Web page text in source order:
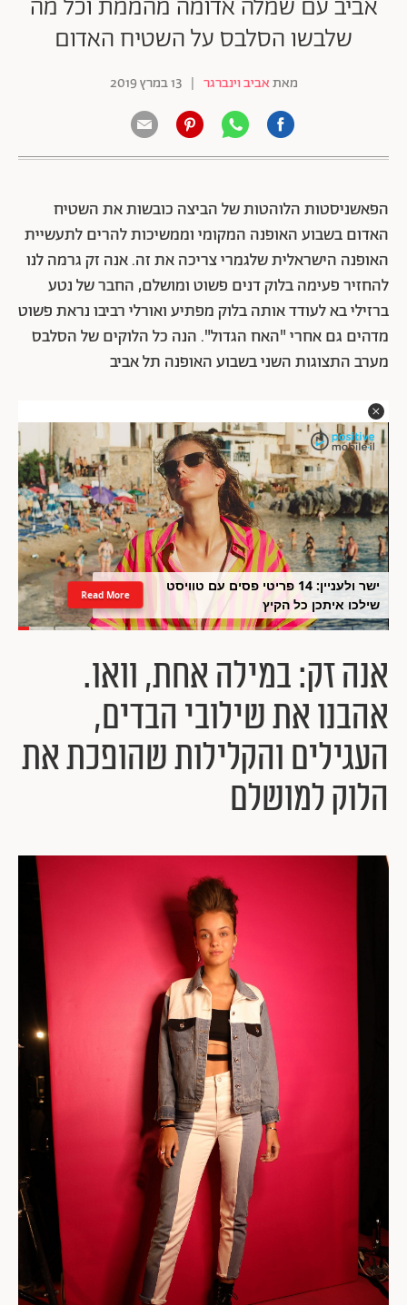
אביב עם שמלה אדומה מהממת וכל מה
שלבשו הסלבס על השטיח האדום
מאתאביב וינברגר | 13 במרץ 2019
הפאשניסטות הלוהטות של הביצה כובשות את השטיח
האדום בשבוע האופנה המקומי וממשיכות להרים לתעשיית
האופנה הישראלית שלגמרי צריכה את זה. אנה זק גרמה לנו
להחזיר פעימה בלוק דנים פשוט ומושלם, החבר של נטע
ברזילי בא לעודד אותה בלוק מפתיע ואורלי רביבו נראת פשוט
מדהים גם אחרי "האח הגדול". הנה כל הלוקים של הסלבס
מערב התצוגות השני בשבוע האופנה תל אביב
ישר ולעניין: 14 פריטי פסים עם טוויסט
שילכו איתכן כל הקיץ
Read More
אנה זק: במילה אחת, וואו.
אהבנו את שילובי הבדים,
העגילים והקלילות שהופכת את
הלוק למושלם